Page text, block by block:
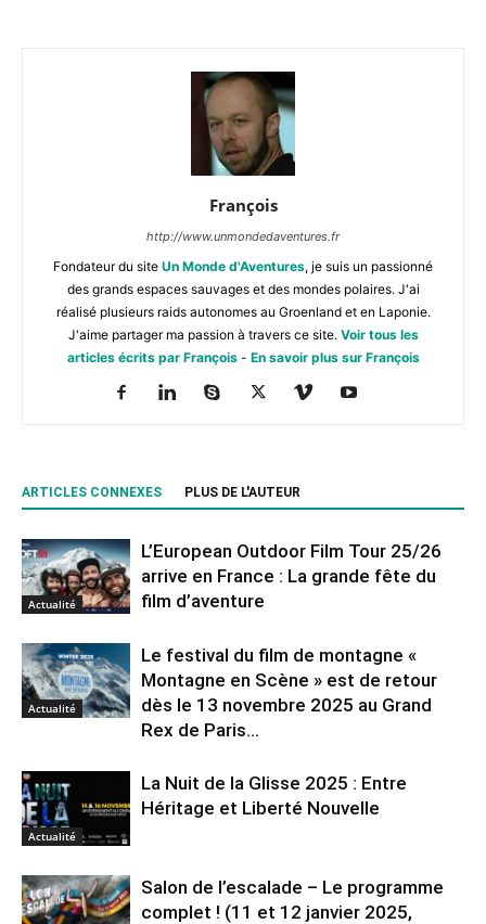
François
http://www.unmondedaventures.fr
Fondateur du site Un Monde d'Aventures, je suis un passionné
des grands espaces sauvages et des mondes polaires. J'ai
réalisé plusieurs raids autonomes au Groenland et en Laponie.
J'aime partager ma passion à travers ce site. Voir tous les
articles écrits par François- En savoir plus sur François
ARTICLES CONNEXES PLUS DE L'AUTEUR
Actualité
L’European Outdoor Film Tour 25/26
arrive en France : La grande fête du
film d’aventure
Actualité
Le festival du film de montagne «
Montagne en Scène » est de retour
dès le 13 novembre 2025 au Grand
Rex de Paris...
Actualité
La Nuit de la Glisse 2025 : Entre
Héritage et Liberté Nouvelle
Salon de l’escalade – Le programme
complet ! (11 et 12 janvier 2025,